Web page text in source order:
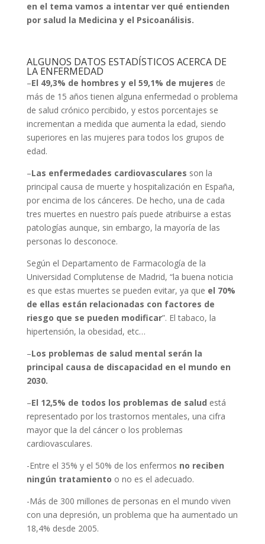
en el tema vamos a intentar ver qué entienden
por salud la Medicina y el Psicoanálisis.
ALGUNOS DATOS ESTADÍSTICOS ACERCA DE
LA ENFERMEDAD
–El 49,3% de hombres y el 59,1% de mujeres de
más de 15 años tienen alguna enfermedad o problema
de salud crónico percibido, y estos porcentajes se
incrementan a medida que aumenta la edad, siendo
superiores en las mujeres para todos los grupos de
edad.
–Las enfermedades cardiovasculares son la
principal causa de muerte y hospitalización en España,
por encima de los cánceres. De hecho, una de cada
tres muertes en nuestro país puede atribuirse a estas
patologías aunque, sin embargo, la mayoría de las
personas lo desconoce.
Según el Departamento de Farmacología de la
Universidad Complutense de Madrid, “la buena noticia
es que estas muertes se pueden evitar, ya que el 70%
de ellas están relacionadas con factores de
riesgo que se pueden modificar”. El tabaco, la
hipertensión, la obesidad, etc…
–Los problemas de salud mental serán la
principal causa de discapacidad en el mundo en
2030.
–El 12,5% de todos los problemas de salud está
representado por los trastornos mentales, una cifra
mayor que la del cáncer o los problemas
cardiovasculares.
-Entre el 35% y el 50% de los enfermos no reciben
ningún tratamiento o no es el adecuado.
-Más de 300 millones de personas en el mundo viven
con una depresión, un problema que ha aumentado un
18,4% desde 2005.